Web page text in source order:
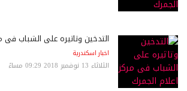
التدخين وتاثيره على الشباب فى
اخبار اسكندرية
الثلاثاء 13 نوفمبر 2018 09:29 مساءً